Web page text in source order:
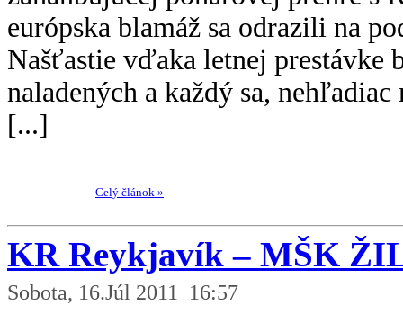
európska blamáž sa odrazili na
Našťastie vďaka letnej
naladených a každý sa,
[...]
Celý článok »
KR Reykjavík – MŠK
Sobota, 16.Júl 2011 16:57